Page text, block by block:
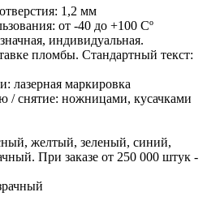
1,2 мм
от -40 до +100 Сº
индивидуальная.
пломбы. Стандартный текст:
лазерная маркировка
/ снятие: ножницами, кусачками
желтый, зеленый, синий,
При заказе от 250 000 штук -